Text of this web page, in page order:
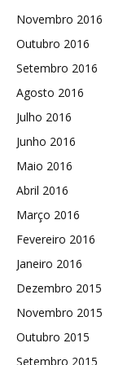
Novembro 2016
Outubro 2016
Setembro 2016
Agosto 2016
Julho 2016
Junho 2016
Maio 2016
Abril 2016
Março 2016
Fevereiro 2016
Janeiro 2016
Dezembro 2015
Novembro 2015
Outubro 2015
Setembro 2015